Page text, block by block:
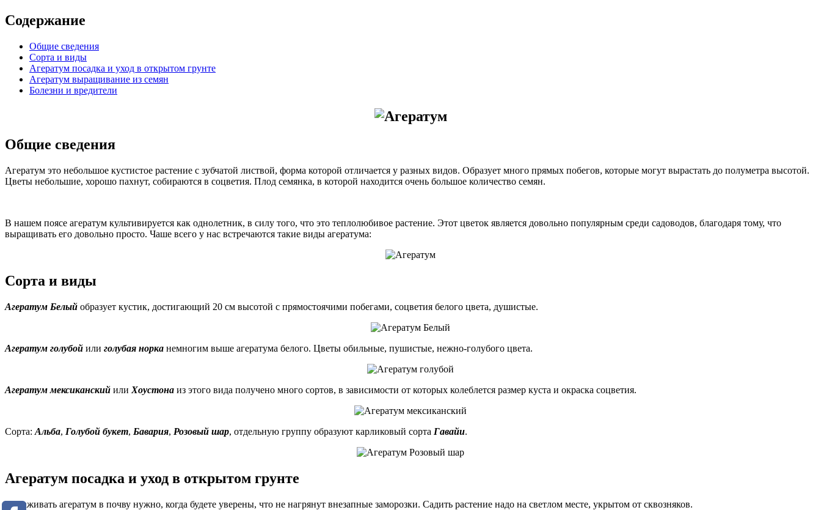
Содержание
Общие сведения
Сорта и виды
Агератум посадка и уход в открытом грунте
Агератум выращивание из семян
Болезни и вредители
Общие сведения
Агератум это небольшое кустистое растение с зубчатой листвой, форма которой отличается у разных видов. Образует много прямых побегов, которые могут вырастать до полуметра высотой.
Цветы небольшие, хорошо пахнут, собираются в соцветия. Плод семянка, в которой находится очень большое количество семян.
В нашем поясе агератум культивируется как однолетник, в силу того, что это теплолюбивое растение. Этот цветок является довольно популярным среди садоводов, благодаря тому, что
выращивать его довольно просто. Чаше всего у нас встречаются такие виды агератума:
Сорта и виды
Агератум Белый образует кустик, достигающий 20 см высотой с прямостоячими побегами, соцветия белого цвета, душистые.
Агератум голубой или голубая норка немногим выше агератума белого. Цветы обильные, пушистые, нежно-голубого цвета.
Агератум мексиканский или Хоустона из этого вида получено много сортов, в зависимости от которых колеблется размер куста и окраска соцветия.
Сорта: Альба, Голубой букет, Бавария, Розовый шар, отдельную группу образуют карликовый сорта Гавайи.
Агератум посадка и уход в открытом грунте
Высаживать агератум в почву нужно, когда будете уверены, что не нагрянут внезапные заморозки. Садить растение надо на светлом месте, укрытом от сквозняков.